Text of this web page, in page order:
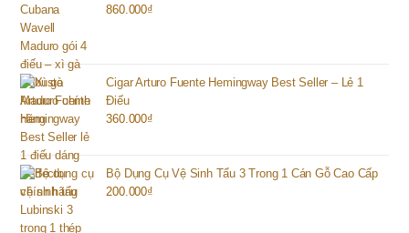
860.000₫
Cigar Arturo Fuente Hemingway Best Seller – Lẻ 1
Điếu
360.000₫
Bộ Dụng Cụ Vệ Sinh Tẩu 3 Trong 1 Cán Gỗ Cao Cấp
200.000₫